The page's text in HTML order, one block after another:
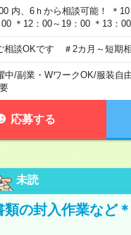
内、6ｈから相談可能！ ＊10
＊12：00～19：00 ＊13：
相談OKです ＃2カ月～短期相
中/副業・WワークOK/服装自
応募する
未読
の封入作業など